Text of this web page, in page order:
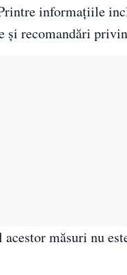
informațiile
recomandări
măsuri nu